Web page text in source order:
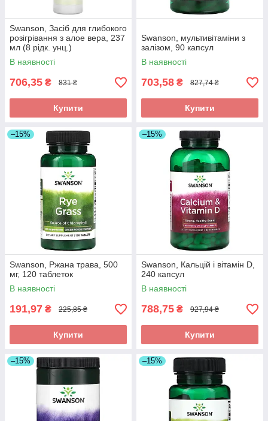
Swanson, Засіб для глибокого
розігрівання з алое вера, 237
мл (8 рідк. унц.)
В наявності
706,35 ₴ 831 ₴
Купити
Swanson, мультивітаміни з
залізом, 90 капсул
В наявності
703,58 ₴ 827,74 ₴
Купити
–15%
Swanson, Ржана трава, 500
мг, 120 таблеток
В наявності
191,97 ₴ 225,85 ₴
Купити
–15%
Swanson, Кальцій і вітамін D,
240 капсул
В наявності
788,75 ₴ 927,94 ₴
Купити
–15% –15%